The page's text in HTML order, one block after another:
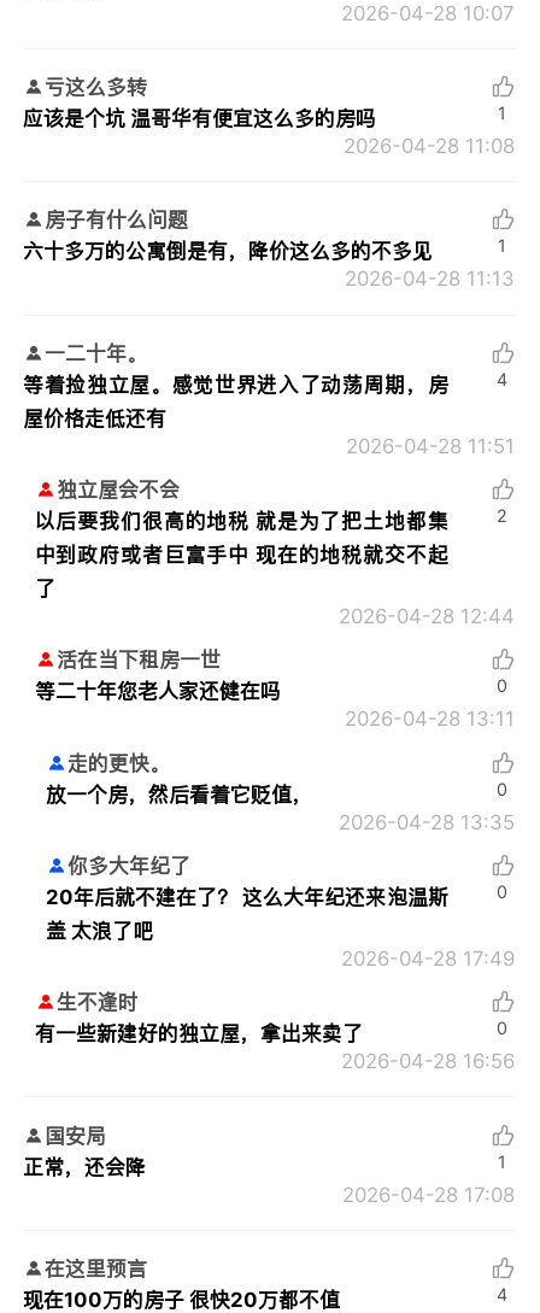
2026-04-28 10:07
亏这么多转
应该是个坑 温哥华有便宜这么多的房吗
2026-04-28 11:08
1
房子有什么问题
六十多万的公寓倒是有，降价这么多的不多见
2026-04-28 11:13
1
一二十年。
等着捡独立屋。感觉世界进入了动荡周期，房
屋价格走低还有
2026-04-28 11:51
4
独立屋会不会
以后要我们很高的地税 就是为了把土地都集
中到政府或者巨富手中 现在的地税就交不起
了
2026-04-28 12:44
2
活在当下租房一世
等二十年您老人家还健在吗
2026-04-28 13:11
0
走的更快。
放一个房，然后看着它贬值，
2026-04-28 13:35
0
你多大年纪了
20年后就不建在了？ 这么大年纪还来泡温斯
盖 太浪了吧
2026-04-28 17:49
0
生不逢时
有一些新建好的独立屋，拿出来卖了
2026-04-28 16:56
0
国安局
正常，还会降
2026-04-28 17:08
1
在这里预言
现在100万的房子 很快20万都不值
4